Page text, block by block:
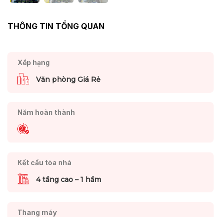
THÔNG TIN TỔNG QUAN
Xếp hạng
Văn phòng Giá Rẻ
Năm hoàn thành
Kết cấu tòa nhà
4 tầng cao – 1 hầm
Thang máy